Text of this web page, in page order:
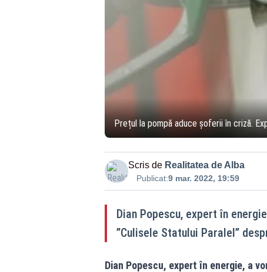
Prețul la pompă aduce șoferii în criză.
Scris de Realitatea de Alba
Publicat:9 mar. 2022, 19:59
Dian Popescu, expert în
”Culisele Statului Paralel”
Dian Popescu, expert în energie, a